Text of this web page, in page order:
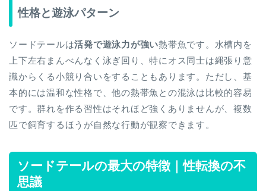
性格と遊泳パターン
ソードテールは活発で遊泳力が強い熱帯魚です。水槽内を
上下左右まんべんなく泳ぎ回り、特にオス同士は縄張り意
識からくる小競り合いをすることもあります。ただし、基
本的には温和な性格で、他の熱帯魚との混泳は比較的容易
です。群れを作る習性はそれほど強くありませんが、複数
匹で飼育するほうが自然な行動が観察できます。
ソードテールの最大の特徴｜性転換の不
思議